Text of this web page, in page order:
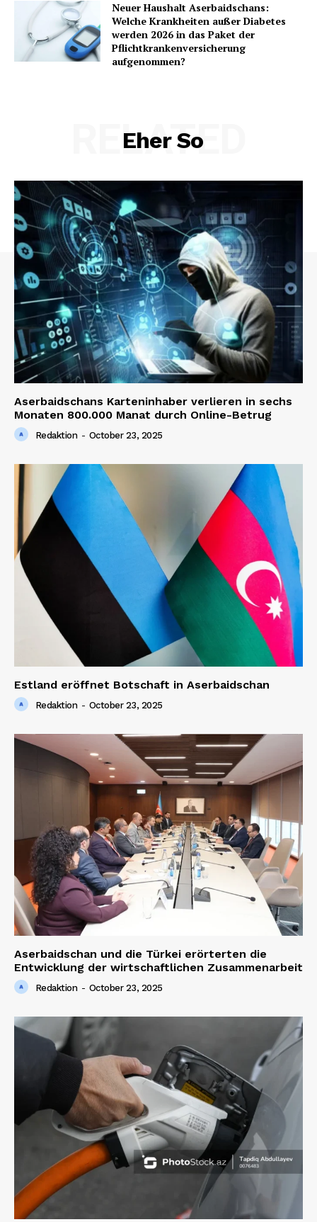
Neuer Haushalt Aserbaidschans:
Welche Krankheiten außer Diabetes
werden 2026 in das Paket der
Pflichtkrankenversicherung
aufgenommen?
Eher So
RELATED
Aserbaidschans Karteninhaber verlieren in sechs
Monaten 800.000 Manat durch Online-Betrug
Redaktion - October 23, 2025
Estland eröffnet Botschaft in Aserbaidschan
Redaktion - October 23, 2025
Aserbaidschan und die Türkei erörterten die
Entwicklung der wirtschaftlichen Zusammenarbeit
Redaktion - October 23, 2025